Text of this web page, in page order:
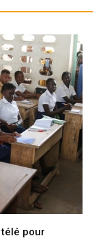
télé pour